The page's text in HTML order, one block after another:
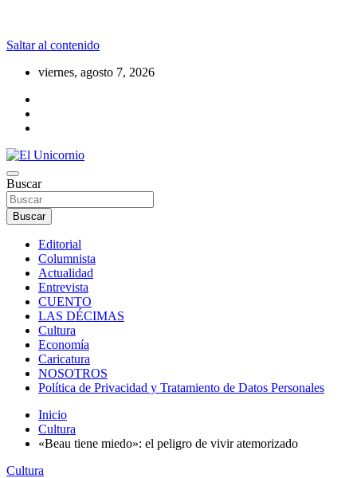
Saltar al contenido
viernes, agosto 7, 2026
El Unicornio
La realidad supera la fantasía
Buscar
Buscar
Editorial
Columnista
Actualidad
Entrevista
CUENTO
LAS DÉCIMAS
Cultura
Economía
Caricatura
NOSOTROS
Política de Privacidad y Tratamiento de Datos Personales
Inicio
Cultura
«Beau tiene miedo»: el peligro de vivir atemorizado
Cultura